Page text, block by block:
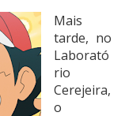
Mais
tarde, no
Laborató
rio
Cerejeira,
o